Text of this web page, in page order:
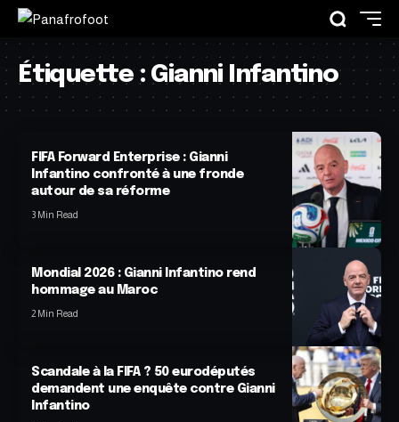
Étiquette : Gianni Infantino
FIFA Forward Enterprise : Gianni
Infantino confronté à une fronde
autour de sa réforme
3 Min Read
Mondial 2026 : Gianni Infantino rend
hommage au Maroc
2 Min Read
Scandale à la FIFA ? 50 eurodéputés
demandent une enquête contre Gianni
Infantino